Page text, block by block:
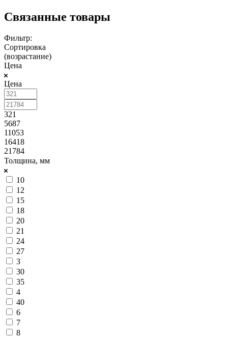
Связанные товары
Фильтр:
Сортировка
(возрастание)
Цена
Цена
321
5687
11053
16418
21784
Толщина, мм
10
12
15
18
20
21
24
27
3
30
35
4
40
6
7
8